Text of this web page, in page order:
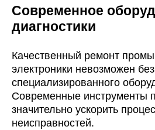
Современное
диагностики
Качественный ремонт
электроники невозможен без
специализированного
Современные инструменты
значительно ускорить
неисправностей.